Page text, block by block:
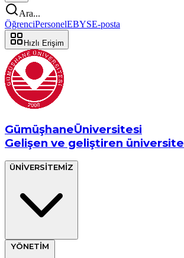
Ara...
ÖğrenciPersonelEBYSE-posta
Hızlı Erişim
GümüşhaneÜniversitesi
Gelişen ve geliştiren üniversite
ÜNİVERSİTEMİZ